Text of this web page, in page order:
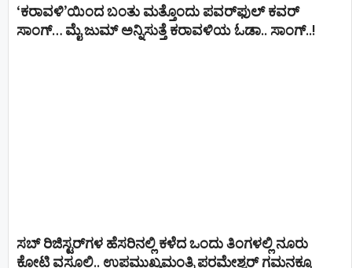
‘ಕರಾವಳಿ’ಯಿಂದ ಬಂತು ಮತ್ತೊಂದು ಪವರ್‌ಫುಲ್ ಕವರ್
ಸಾಂಗ್… ಮೈ ಜುಮ್ ಅನ್ನಿಸುತ್ತೆ ಕರಾವಳಿಯ ಓಡಾ.. ಸಾಂಗ್‌..!
ಸಬ್ ರಿಜಿಸ್ಟರ್​ಗಳ ಹೆಸರಿನಲ್ಲಿ ಕಳೆದ ಒಂದು ತಿಂಗಳಲ್ಲಿ ನೂರು
ಕೋಟಿ ವಸೂಲಿ.. ಉಪಮುಖ್ಯಮಂತ್ರಿ ಪರಮೇಶ್ವರ್​ ಗಮನಕ್ಕೂ